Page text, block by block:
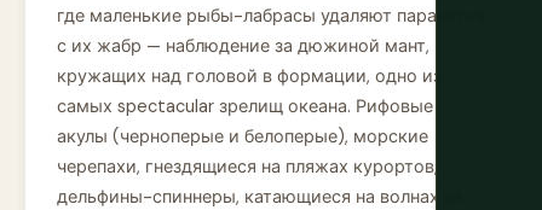
где маленькие рыбы-лабрасы удаляют паразитов
с их жабр — наблюдение за дюжиной мант,
кружащих над головой в формации, одно из
самых spectacular зрелищ океана. Рифовые
акулы (черноперые и белоперые), морские
черепахи, гнездящиеся на пляжах курортов,
дельфины-спиннеры, катающиеся на волнах за